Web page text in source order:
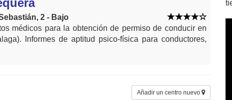
2 - Bajo
médicos para la obtención de permiso de conducir en
Informes de aptitud psico-física para conductores,
Añadir un centro nuevo